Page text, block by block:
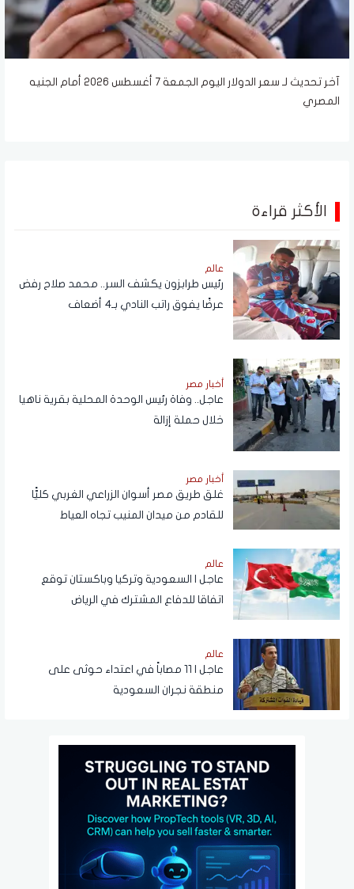
آخر تحديث لـ سعر الدولار اليوم الجمعة 7 أغسطس 2026 أمام الجنيه
المصري
الأكثر قراءة
عالم
رئيس طرابزون يكشف السر.. محمد صلاح رفض
عرضًا يفوق راتب النادي بـ4 أضعاف
أخبار مصر
عاجل.. وفاة رئيس الوحدة المحلية بقرية ناهيا
خلال حملة إزالة
أخبار مصر
غلق طريق مصر أسوان الزراعي الغربي كليًّا
للقادم من ميدان المنيب تجاه العياط
عالم
عاجل | السعودية وتركيا وباكستان توقع
اتفاقا للدفاع المشترك في الرياض
عالم
عاجل | 11 مصاباً في اعتداء حوثى على
منطقة نجران السعودية